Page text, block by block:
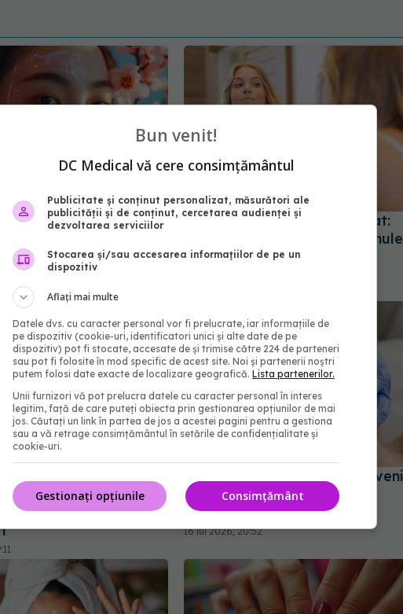
motiv pentru care
au cucerit
Ten matur vs ten deshidratat:
cum faci diferența și ce formule
de îngrijire alegi
dezvăluie
anti-aging la 84 de ani.
pentru un ten
Procedurile estetice pot deveni
un obicei greu de controlat,
arată un nou studiu
16 iul 2026, 20:52
Bun venit!
DC Medical vă cere consimțământul
Publicitate și conținut personalizat, măsurători ale
publicității și de conținut, cercetarea audienței și
dezvoltarea serviciilor
Stocarea și/sau accesarea informațiilor de pe un
dispozitiv
Aflați mai multe
Datele dvs. cu caracter personal vor fi prelucrate, iar informațiile de
pe dispozitiv (cookie-uri, identificatori unici și alte date de pe
dispozitiv) pot fi stocate, accesate de și trimise către 224 de parteneri
sau pot fi folosite în mod specific de acest site. Noi și partenerii noștri
putem folosi date exacte de localizare geografică. Lista partenerilor.
Unii furnizori vă pot prelucra datele cu caracter personal în interes
legitim, față de care puteți obiecta prin gestionarea opțiunilor de mai
jos. Căutați un link în partea de jos a acestei pagini pentru a gestiona
sau a vă retrage consimțământul în setările de confidențialitate și
cookie-uri.
Consimțământ
Gestionați opțiunile